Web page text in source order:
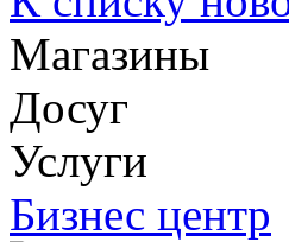
Магазины
Досуг
Услуги
Бизнес центр